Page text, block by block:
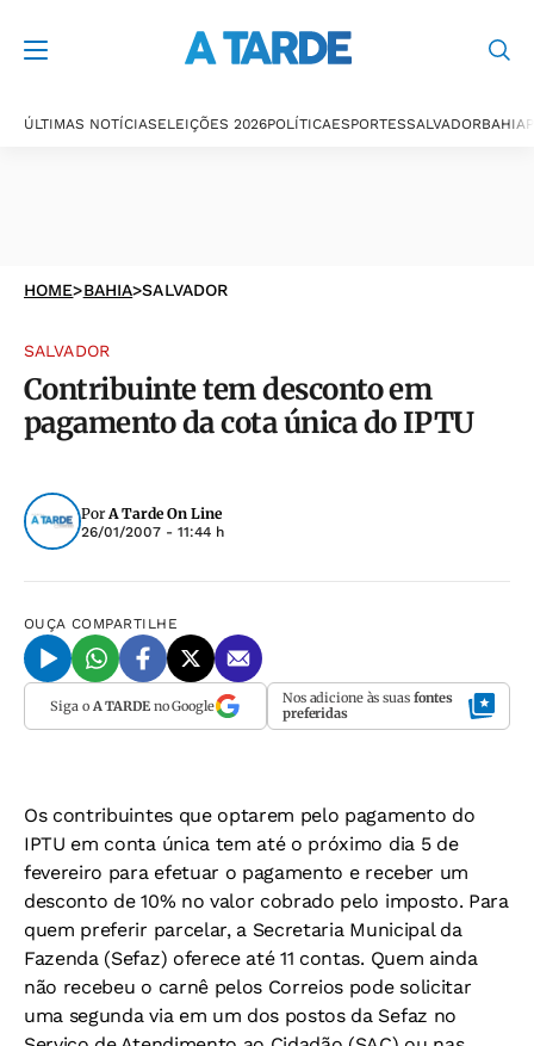
ÚLTIMAS NOTÍCIASELEIÇÕES 2026POLÍTICAESPORTESSALVADORBAHIA
HOME>BAHIA>SALVADOR
SALVADOR
Contribuinte tem desconto em
pagamento da cota única do IPTU
PorA Tarde On Line
26/01/2007 - 11:44 h
OUÇA COMPARTILHE
Siga o A TARDEno Google Nos adicione às suas fontes
preferidas
Os contribuintes que optarem pelo pagamento do
IPTU em conta única tem até o próximo dia 5 de
fevereiro para efetuar o pagamento e receber um
desconto de 10% no valor cobrado pelo imposto. Para
quem preferir parcelar, a Secretaria Municipal da
Fazenda (Sefaz) oferece até 11 contas. Quem ainda
não recebeu o carnê pelos Correios pode solicitar
uma segunda via em um dos postos da Sefaz no